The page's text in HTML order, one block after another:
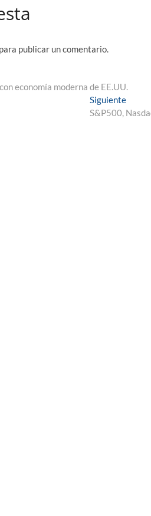
para publicar un comentario.
economía moderna de EE.UU.
SiguienteEntrada
S&P500,